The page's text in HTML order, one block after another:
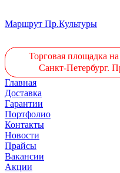
Маршрут Пр.Культуры
Торговая площадка
Санкт-Петербург.
Главная
Доставка
Гарантии
Портфолио
Контакты
Новости
Прайсы
Вакансии
Акции